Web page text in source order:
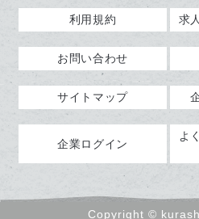
利用規約 求
お問い合わせ
サイトマップ
企業ログイン
よ
Copyright ©